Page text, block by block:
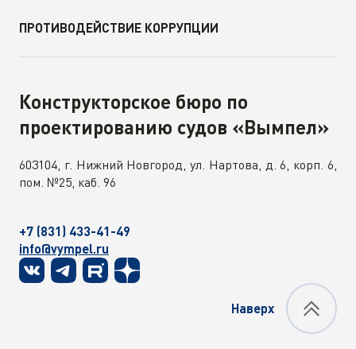
ПРОТИВОДЕЙСТВИЕ КОРРУПЦИИ
Конструкторское бюро по
проектированию судов «Вымпел»
603104, г. Нижний Новгород, ул. Нартова, д. 6, корп. 6,
пом. №25, каб. 96
+7 (831) 433-41-49
info@vympel.ru
Наверх